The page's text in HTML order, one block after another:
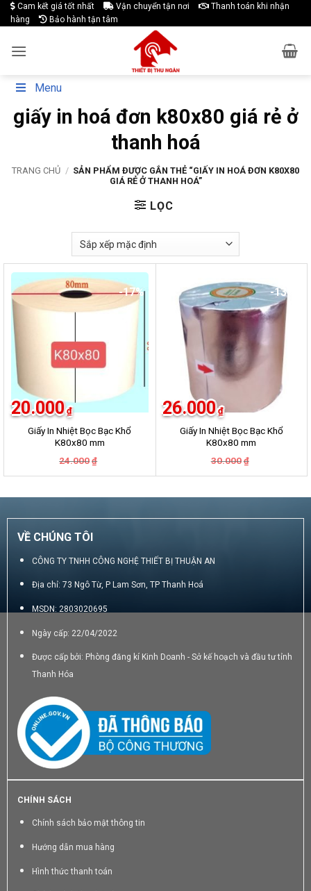
Skip
to
Cam kết giá tốt nhất Vận chuyển tận nơi
Thanh toán khi nhận
hàng
Bảo hành tận tâm
Menu
giấy in hoá đơn k80x80 giá rẻ ở
thanh hoá
TRANG CHỦ / SẢN PHẨM ĐƯỢC GẮN THẺ “GIẤY IN HOÁ ĐƠN K80X80
GIÁ RẺ Ở THANH HOÁ”
LỌC
-17%
Giấy In Nhiệt Bọc Bạc Khổ
K80x80 mm
24.000 ₫
là:
20.000 ₫
tại
20.000₫.
-13%
Giấy In Nhiệt Bọc Bạc Khổ
K80x80 mm
30.000 ₫
là:
26.000 ₫
tại
26.000₫.
VỀ CHÚNG TÔI
CÔNG TY TNHH CÔNG NGHỆ THIẾT BỊ THUẬN AN
Địa chỉ: 73 Ngô Từ, P Lam Sơn, TP Thanh Hoá
MSDN: 2803020695
Ngày cấp: 22/04/2022
Được cấp bởi: Phòng đăng kí Kinh Doanh - Sở kế hoạch và đầu tư tỉnh
Thanh Hóa
CHÍNH SÁCH
Chính sách bảo mật thông tin
Hướng dẫn mua hàng
Hình thức thanh toán